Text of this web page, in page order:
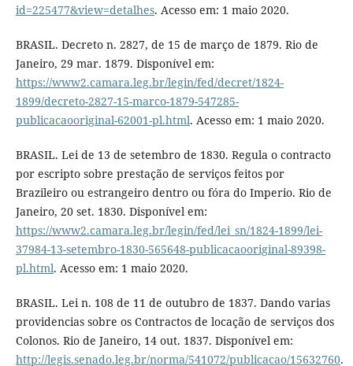
id=225477&view=detalhes. Acesso em: 1 maio 2020.
BRASIL. Decreto n. 2827, de 15 de março de 1879. Rio de
Janeiro, 29 mar. 1879. Disponível em:
https://www2.camara.leg.br/legin/fed/decret/1824-
1899/decreto-2827-15-marco-1879-547285-
publicacaooriginal-62001-pl.html. Acesso em: 1 maio 2020.
BRASIL. Lei de 13 de setembro de 1830. Regula o contracto
por escripto sobre prestação de serviços feitos por
Brazileiro ou estrangeiro dentro ou fóra do Imperio. Rio de
Janeiro, 20 set. 1830. Disponível em:
https://www2.camara.leg.br/legin/fed/lei_sn/1824-1899/lei-
37984-13-setembro-1830-565648-publicacaooriginal-89398-
pl.html. Acesso em: 1 maio 2020.
BRASIL. Lei n. 108 de 11 de outubro de 1837. Dando varias
providencias sobre os Contractos de locação de serviços dos
Colonos. Rio de Janeiro, 14 out. 1837. Disponível em:
http://legis.senado.leg.br/norma/541072/publicacao/15632760.